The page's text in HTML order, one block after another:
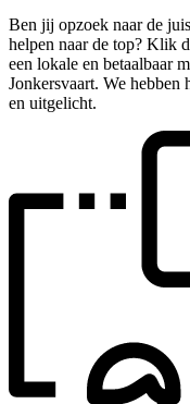
Ben jij opzoek naar de
helpen naar de top? Klik
een lokale en betaalbaar
Jonkersvaart. We hebben
en uitgelicht.